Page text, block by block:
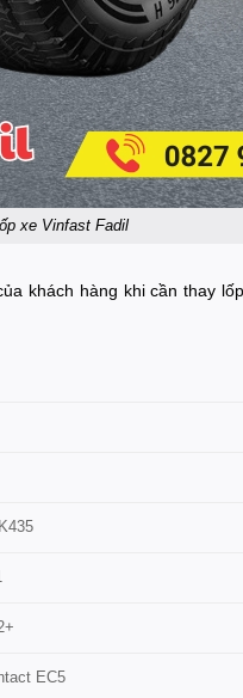
xe Vinfast Fadil
khách hàng khi cần thay
EC5